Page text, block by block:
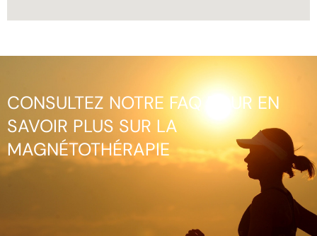
CONSULTEZ NOTRE FAQ POUR EN
SAVOIR PLUS SUR LA
MAGNÉTOTHÉRAPIE